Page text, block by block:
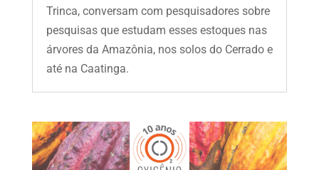
Trinca, conversam com pesquisadores sobre
pesquisas que estudam esses estoques nas
árvores da Amazônia, nos solos do Cerrado e
até na Caatinga.